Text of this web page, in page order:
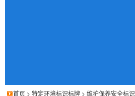
首页 > 特定环境标识标牌 > 维护保养安全标识